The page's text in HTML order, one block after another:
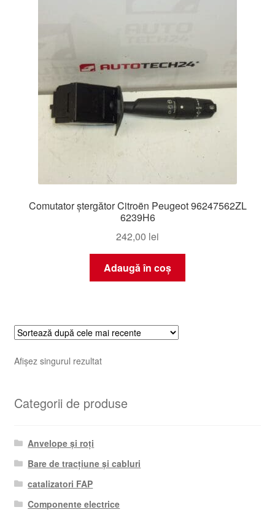
Comutator ștergător Citroën Peugeot 96247562ZL
6239H6
242,00 lei
Adaugă în coș
Afișez singurul rezultat
Categorii de produse
Anvelope și roți
Bare de tracțiune și cabluri
catalizatori FAP
Componente electrice